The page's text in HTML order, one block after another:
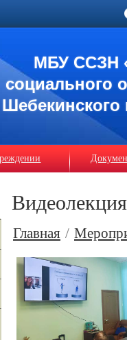
МБУ ССЗН
социального
Шебекинского
Главная /